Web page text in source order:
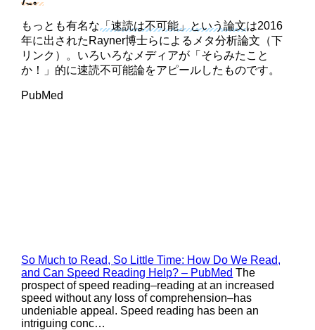
もっとも有名な「速読は不可能」という論文は2016
年に出されたRayner博士らによるメタ分析論文（下
リンク）。いろいろなメディアが「そらみたこと
か！」的に速読不可能論をアピールしたものです。
PubMed
So Much to Read, So Little Time: How Do We Read,
and Can Speed Reading Help? – PubMed The
prospect of speed reading–reading at an increased
speed without any loss of comprehension–has
undeniable appeal. Speed reading has been an
intriguing conc…